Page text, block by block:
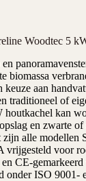
Woodtec 5
biomassa
keuze aan
traditioneel of
houtkachel kan
en zwarte
zijn alle modellen
vrijgesteld voor
CE-gemarkeerd
onder ISO 9001-